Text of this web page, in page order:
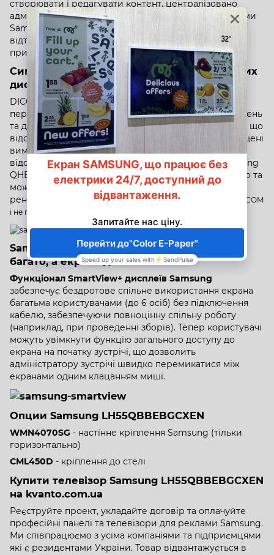
створювати і редагувати контент, централізовано
адмініструвати і управляти професійними дисплеями
Samsung, управляти розкладом і порядком
відтворення контенту в усій мережі підключених
пристроїв *.
Симуляція стандарту DICOM на професійних
дисплеях Sumsung
DICOM – медичний стандарт створення, зберігання,
передачі та візуалізації цифрових медичних зображень
та документів обстежених пацієнтів. До обладнання, що
відображає такі зображення, пред'являються підвищені
вимоги до передачі кольору і кількості відтінків, що
відображаються. Серії професійних дисплеїв Samsung
QHB, QMB та QBB відтворюють 100% градацій сірого та
можуть бути використані для відображення
рентгенівських знімків*. *Дисплей забезпечує імітацію DICOM
і не призначений для цілей діагностики.
Samsung SmartView+ - коли користувачів
багато, а екран один
Функціонал SmartView+ дисплеїв Samsung
забезпечує бездротове спільне використання екрана
багатьма користувачами (до 6 осіб) без підключення
кабелю, забезпечуючи повноцінну спільну роботу
(наприклад, при проведенні зборів). Тепер користувачі
можуть увімкнути функцію загального доступу до
екрана на початку зустрічі, що дозволить
адміністратору зустрічі швидко перемикатися між
екранами одним клацанням миші.
Опции Samsung LH55QBBEBGCXEN
WMN4070SG - настінне кріплення Samsung (тільки
горизонтально)
CML450D - кріплення до стелі
Купити телевізор Samsung LH55QBBEBGCXEN
на kvanto.com.ua
Реєструйте проект, укладайте договір та оплачуйте
професійні панелі та телевізори для реклами Samsung.
Ми співпрацюємо з усіма компаніями та підприємцями
які є резидентами України. Товар відвантажується в